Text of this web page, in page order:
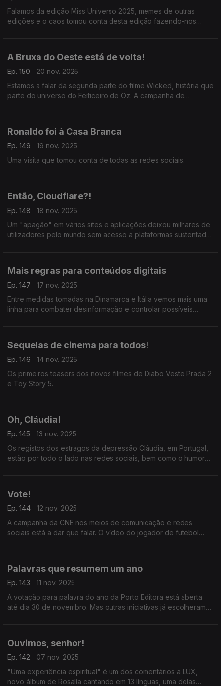
Falamos da edição Miss Universo 2025, memes de outras
edições e o caos tomou conta desta edição fazendo-nos
A Bruxa do Oeste está de volta!
Ep. 150
20 nov. 2025
Estamos a falar da segunda parte do filme Wicked, história que
parte do universo do Feiticeiro de Oz. A campanha de
Ronaldo foi à Casa Branca
Ep. 149
19 nov. 2025
Uma visita que tomou conta de todas as redes sociais.
Então, Cloudflare?!
Ep. 148
18 nov. 2025
Um "apagão" em vários sites e aplicações deixou milhares de
utilizadores pelo mundo sem acesso a plataformas sustentadas
Mais regras para conteúdos digitais
Ep. 147
17 nov. 2025
Entre medidas tomadas na Dinamarca e Itália vemos mais uma
linha para combater desinformação e controlar possíveis
Sequelas de cinema para todos!
Ep. 146
14 nov. 2025
Os primeiros teasers dos novos filmes de Diabo Veste Prada 2
e Toy Story 5.
Oh, Cláudia!
Ep. 145
13 nov. 2025
Os registos dos estragos da depressão Cláudia, em Portugal,
estão por todo o lado nas redes sociais, bem como o humor
Vote!
Ep. 144
12 nov. 2025
A campanha da CNE nos meios de comunicação e redes
sociais está a dar que falar. O vídeo do jogador de futebol
Palavras que resumem um ano
Ep. 143
11 nov. 2025
A votação para palavra do ano da Porto Editora está aberta
até dia 30 de novembro. Mas outras iniciativas já escolheram
Ouvimos, senhor!
Ep. 142
07 nov. 2025
"Uma experiência espiritual" é um dos comentários a LUX,
novo álbum de Rosalía cantando em 13 línguas, uma delas